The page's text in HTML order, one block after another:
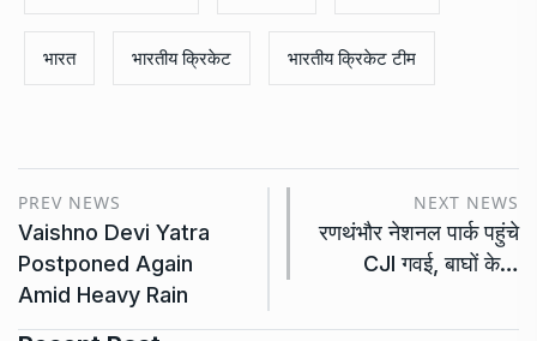
भारत भारतीय क्रिकेट भारतीय क्रिकेट टीम
PREV NEWS
Vaishno Devi Yatra
Postponed Again
Amid Heavy Rain
NEXT NEWS
रणथंभौर नेशनल पार्क पहुंचे
CJI गवई, बाघों के…